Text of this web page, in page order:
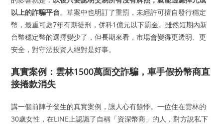
以上的詐騙平台。草案中也明訂了重罰，未經許可擅自發行穩定
幣，最重可處7年有期徒刑，併科1億元以下罰金。雖然短期內新
台幣穩定幣的選擇變少了，但長期來看，市場會變得更透明、更
安全，對守法投資人絕對是好事。
真實案例：雲林1500萬面交詐騙，車手假扮幣商直
接捲款消失
講一個前陣子發生的真實案例，讓人心有餘悸。一位住在雲林的
30歲女性，在LINE上認識了自稱「資深幣商」的人，對方說私下